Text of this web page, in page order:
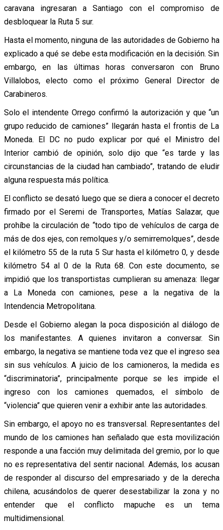
caravana ingresaran a Santiago con el compromiso de
desbloquear la Ruta 5 sur.
Hasta el momento, ninguna de las autoridades de Gobierno ha
explicado a qué se debe esta modificación en la decisión. Sin
embargo, en las últimas horas conversaron con Bruno
Villalobos, electo como el próximo General Director de
Carabineros.
Solo el intendente Orrego confirmó la autorización y que “un
grupo reducido de camiones” llegarán hasta el frontis de La
Moneda. El DC no pudo explicar por qué el Ministro del
Interior cambió de opinión, solo dijo que “es tarde y las
circunstancias de la ciudad han cambiado”, tratando de eludir
alguna respuesta más política.
El conflicto se desató luego que se diera a conocer el decreto
firmado por el Seremi de Transportes, Matías Salazar, que
prohíbe la circulación de “todo tipo de vehículos de carga de
más de dos ejes, con remolques y/o semirremolques”, desde
el kilómetro 55 de la ruta 5 Sur hasta el kilómetro 0, y desde
kilómetro 54 al 0 de la Ruta 68. Con este documento, se
impidió que los transportistas cumplieran su amenaza: llegar
a La Moneda con camiones, pese a la negativa de la
Intendencia Metropolitana.
Desde el Gobierno alegan la poca disposición al diálogo de
los manifestantes. A quienes invitaron a conversar. Sin
embargo, la negativa se mantiene toda vez que el ingreso sea
sin sus vehículos. A juicio de los camioneros, la medida es
“discriminatoria”, principalmente porque se les impide el
ingreso con los camiones quemados, el símbolo de
“violencia” que quieren venir a exhibir ante las autoridades.
Sin embargo, el apoyo no es transversal. Representantes del
mundo de los camiones han señalado que esta movilización
responde a una facción muy delimitada del gremio, por lo que
no es representativa del sentir nacional. Además, los acusan
de responder al discurso del empresariado y de la derecha
chilena, acusándolos de querer desestabilizar la zona y no
entender que el conflicto mapuche es un tema
multidimensional.